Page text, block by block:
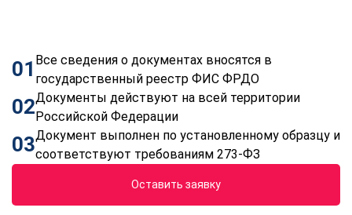
01 Все сведения о документах вносятся в
государственный реестр ФИС ФРДО
02Документы действуют на всей территории
Российской Федерации
03Документ выполнен по установленному образцу и
соответствуют требованиям 273-ФЗ
Оставить заявку